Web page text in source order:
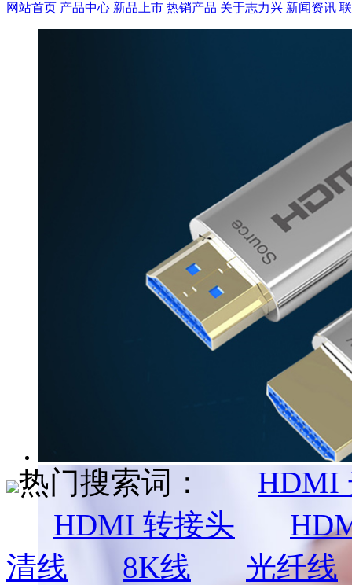
网站首页 产品中心 新品上市 热销产品 关于志力兴 新闻资讯
热门搜索词：
HDMI
HDMI 转接头
清线
8K线 光纤线